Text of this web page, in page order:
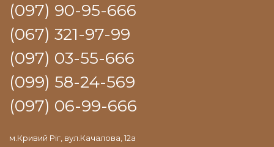
(097) 90-95-666
(067) 321-97-99
(097) 03-55-666
(099) 58-24-569
(097) 06-99-666
м.Кривий Ріг, вул.Качалова, 12а